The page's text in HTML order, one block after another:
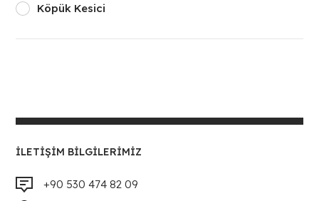
Köpük Kesici
İLETIŞIM BILGILERIMIZ
+90 530 474 82 09